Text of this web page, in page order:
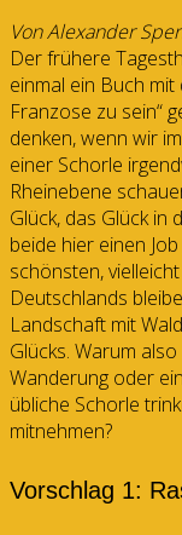
Von Alexander
Der frühere
einmal ein Buch
Franzose zu sein“
denken, wenn wir
einer Schorle
Rheinebene
Glück, das Glück in
beide hier einen
schönsten,
Deutschlands
Landschaft mit
Glücks. Warum
Wanderung oder
übliche Schorle
mitnehmen?
Vorschlag 1: